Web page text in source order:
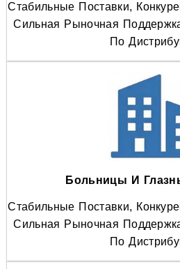
Стабильные Поставки,
Сильная Рыночная
По
Больницы И
Стабильные Поставки,
Сильная Рыночная
По